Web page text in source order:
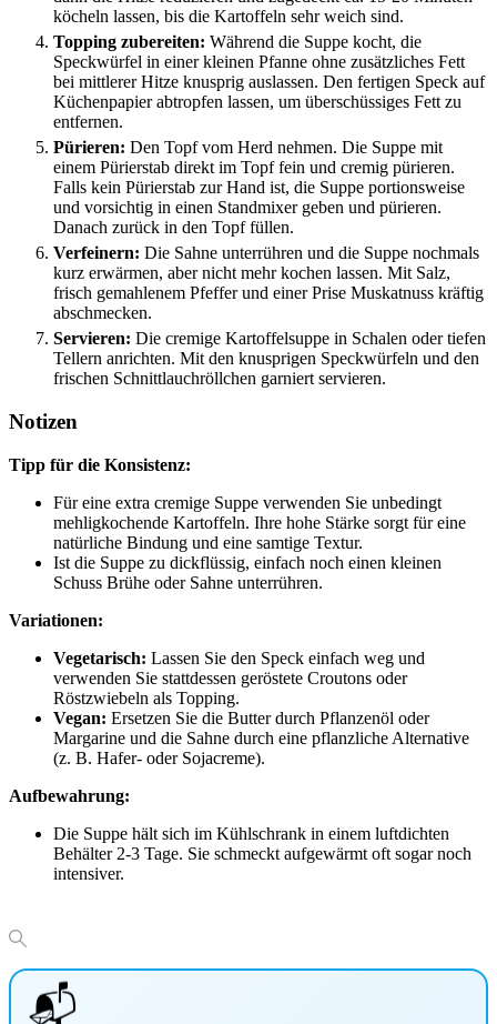
köcheln lassen, bis die Kartoffeln sehr weich sind.
Topping zubereiten: Während die Suppe kocht, die
Speckwürfel in einer kleinen Pfanne ohne zusätzliches Fett
bei mittlerer Hitze knusprig auslassen. Den fertigen Speck auf
Küchenpapier abtropfen lassen, um überschüssiges Fett zu
entfernen.
Pürieren: Den Topf vom Herd nehmen. Die Suppe mit
einem Pürierstab direkt im Topf fein und cremig pürieren.
Falls kein Pürierstab zur Hand ist, die Suppe portionsweise
und vorsichtig in einen Standmixer geben und pürieren.
Danach zurück in den Topf füllen.
Verfeinern: Die Sahne unterrühren und die Suppe nochmals
kurz erwärmen, aber nicht mehr kochen lassen. Mit Salz,
frisch gemahlenem Pfeffer und einer Prise Muskatnuss kräftig
abschmecken.
Servieren: Die cremige Kartoffelsuppe in Schalen oder tiefen
Tellern anrichten. Mit den knusprigen Speckwürfeln und den
frischen Schnittlauchröllchen garniert servieren.
Notizen
Tipp für die Konsistenz:
Für eine extra cremige Suppe verwenden Sie unbedingt
mehligkochende Kartoffeln. Ihre hohe Stärke sorgt für eine
natürliche Bindung und eine samtige Textur.
Ist die Suppe zu dickflüssig, einfach noch einen kleinen
Schuss Brühe oder Sahne unterrühren.
Variationen:
Vegetarisch: Lassen Sie den Speck einfach weg und
verwenden Sie stattdessen geröstete Croutons oder
Röstzwiebeln als Topping.
Vegan: Ersetzen Sie die Butter durch Pflanzenöl oder
Margarine und die Sahne durch eine pflanzliche Alternative
(z. B. Hafer- oder Sojacreme).
Aufbewahrung:
Die Suppe hält sich im Kühlschrank in einem luftdichten
Behälter 2-3 Tage. Sie schmeckt aufgewärmt oft sogar noch
intensiver.
📬